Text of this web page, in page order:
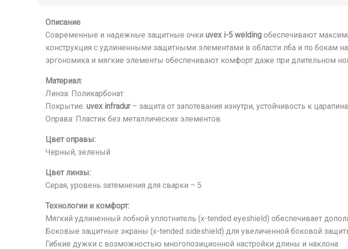
Описание
Современные и надежные защитные очки uvex i-5 weldingобеспечивают
конструкция с удлиненными защитными элементами в области лба и по бокам
эргономика и мягкие элементы обеспечивают комфорт даже при длительном
Материал:
Линза: Поликарбонат
Покрытие: uvex infradur– защита от запотевания изнутри, устойчивость к
Оправа: Пластик без металлических элементов
Цвет оправы:
Черный, зеленый
Цвет линзы:
Серая, уровень затемнения для сварки – 5
Технологии и комфорт:
Мягкий удлиненный лобной уплотнитель (x-tended eyeshield) обеспечивает
Боковые защитные экраны (x-tended sideshield) для увеличенной боковой
Гибкие дужки с возможностью многопозиционной настройки длины и наклона